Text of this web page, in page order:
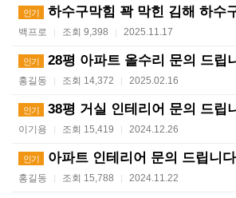
인기 하수구막힘 꽉 막힌 김해 하수구? 슈
백프로 | 조회 9,398 | 2025.11.17
인기 28평 아파트 올수리 문의 드립
홍길동 | 조회 14,372 | 2025.02.16
인기 38평 거실 인테리어 문의 드립
이기용 | 조회 15,419 | 2024.12.26
인기 아파트 인테리어 문의 드립니
홍길동 | 조회 15,788 | 2024.11.22